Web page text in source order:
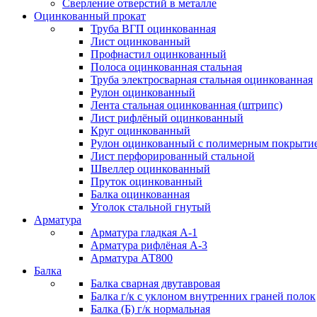
Сверление отверстий в металле
Оцинкованный прокат
Труба ВГП оцинкованная
Лист оцинкованный
Профнастил оцинкованный
Полоса оцинкованная стальная
Труба электросварная стальная оцинкованная
Рулон оцинкованный
Лента стальная оцинкованная (штрипс)
Лист рифлёный оцинкованный
Круг оцинкованный
Рулон оцинкованный с полимерным
Лист перфорированный стальной
Швеллер оцинкованный
Пруток оцинкованный
Балка оцинкованная
Уголок стальной гнутый
Арматура
Арматура гладкая А-1
Арматура рифлёная А-3
Арматура АТ800
Балка
Балка сварная двутавровая
Балка г/к с уклоном внутренних граней полок
Балка (Б) г/к нормальная